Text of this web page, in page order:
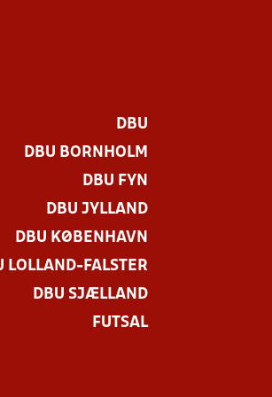
DBU
DBU BORNHOLM
DBU FYN
DBU JYLLAND
DBU KØBENHAVN
LOLLAND-FALSTER
DBU SJÆLLAND
FUTSAL